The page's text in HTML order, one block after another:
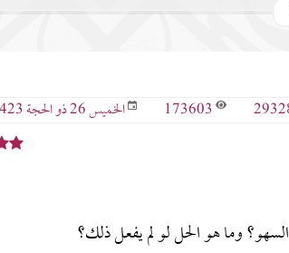
173603 الخميس 26 ذو الحجة 1423 هـ - 27-2-2003 م
وما هو الحل لو لم يفعل ذلك؟